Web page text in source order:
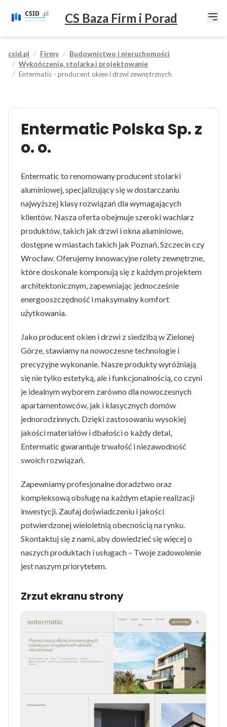
CS Baza Firm i Porad
csid.pl Firmy
Budownictwo i nieruchomości
Wykończenia, stolarka i projektowanie
Entermatic - producent okien i drzwi zewnętrznych
Entermatic Polska Sp. z
o. o.
Entermatic to renomowany producent stolarki
aluminiowej, specjalizujący się w dostarczaniu
najwyższej klasy rozwiązań dla wymagających
klientów. Nasza oferta obejmuje szeroki wachlarz
produktów, takich jak drzwi i okna aluminiowe,
dostępne w miastach takich jak Poznań, Szczecin czy
Wrocław. Oferujemy innowacyjne rolety zewnętrzne,
które doskonale komponują się z każdym projektem
architektonicznym, zapewniając jednocześnie
energooszczędność i maksymalny komfort
użytkowania.
Jako producent okien i drzwi z siedzibą w Zielonej
Górze, stawiamy na nowoczesne technologie i
precyzyjne wykonanie. Nasze produkty wyróżniają
się nie tylko estetyką, ale i funkcjonalnością, co czyni
je idealnym wyborem zarówno dla nowoczesnych
apartamentowców, jak i klasycznych domów
jednorodzinnych. Dzięki zastosowaniu wysokiej
jakości materiałów i dbałości o każdy detal,
Entermatic gwarantuje trwałość i niezawodność
swoich rozwiązań.
Zapewniamy profesjonalne doradztwo oraz
kompleksową obsługę na każdym etapie realizacji
inwestycji. Zaufaj doświadczeniu i jakości
potwierdzonej wieloletnią obecnością na rynku.
Skontaktuj się z nami, aby dowiedzieć się więcej o
naszych produktach i usługach – Twoje zadowolenie
jest naszym priorytetem.
Zrzut ekranu strony